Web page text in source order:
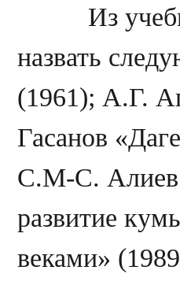
Из
назвать
(1961); А.Г.
Гасанов
С.М-С. Алиев
развитие
веками»